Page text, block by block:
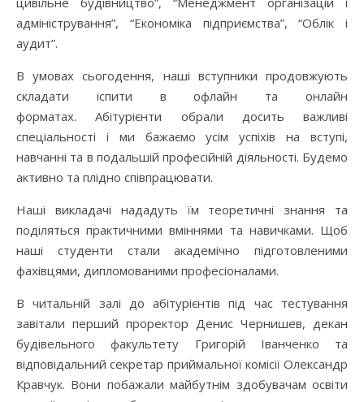
адміністрування”, “Економіка підприємства”, “Облік і
аудит”.
В умовах сьогодення, наші вступники продовжують
складати іспити в офлайн та онлайн
форматах. Абітурієнти обрали досить важливі
спеціальності і ми бажаємо усім успіхів на вступі,
навчанні та в подальшій професійній діяльності. Будемо
активно та плідно співпрацювати.
Наші викладачі нададуть їм теоретичні знання та
поділяться практичними вміннями та навичками. Щоб
наші студенти стали академічно підготовленими
фахівцями, дипломованими професіоналами.
В читальній залі до абітурієнтів під час тестування
завітали перший проректор Денис Чернишев, декан
будівельного факультету Григорій Іванченко та
відповідальний секретар приймальної комісії Олександр
Кравчук. Вони побажали майбутнім здобувачам освіти